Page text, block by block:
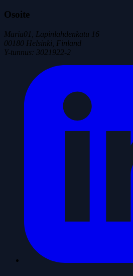
Osoite
Maria01, Lapinlahdenkatu 16
00180 Helsinki, Finland
Y-tunnus: 3021922-2